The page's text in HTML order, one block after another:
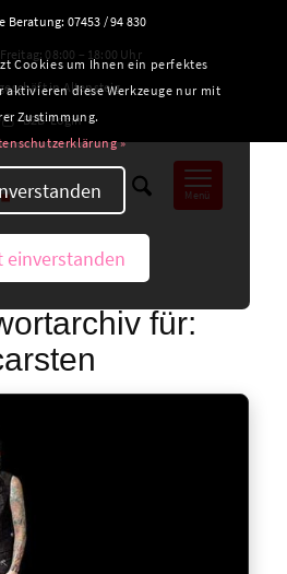
Beratung: 07453 / 94 830
08:00 – 18:00 Uhr
in Altensteig
B2B-Login
Menü
für:
Cookies um Ihnen ein perfektes
aktivieren diese Werkzeuge nur mit
Zustimmung.
»
einverstanden